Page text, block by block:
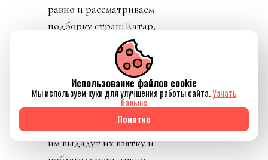
равно и рассматриваем
подборку стран: Катар,
ОАЭ, Бутан, Шри
Ланка, Марокко.
Федерация футбола
Конго пришла тоже
уточнить, где за
поддержку Инфантино
им выдадут их взятку и
Использование файлов cookie
Мы используем куки для улучшения работы сайта.Узнать
больше
Понятно